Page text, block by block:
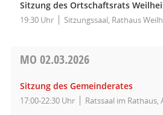
Sitzung des Ortschaftsrats
19:30 Uhr Sitzungssaal, Rathaus
MO 02.03.2026
Sitzung des Gemeinderates
17:00-22:30 Uhr Ratssaal im Rathaus,